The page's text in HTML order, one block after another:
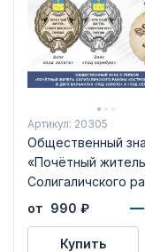
Артикул: 20305
Общественный
«Почётный житель
Солигаличского
Костромской
от 990 ₽
Купить